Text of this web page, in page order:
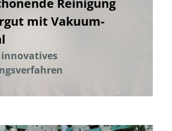
Reinigung
mit Vakuum-